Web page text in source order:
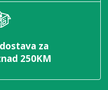
za
250KM